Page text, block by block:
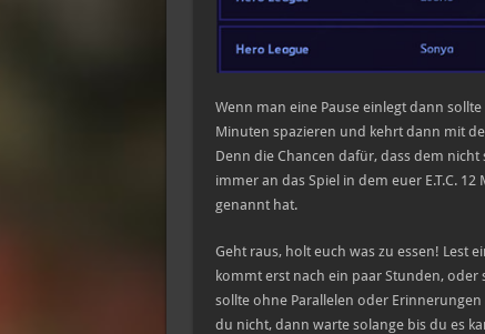
Wenn man eine Pause einlegt dann
Minuten spazieren und kehrt dann mit
Denn die Chancen dafür, dass dem
immer an das Spiel in dem euer E.T.C.
genannt hat.
Geht raus, holt euch was zu essen! Lest
kommt erst nach ein paar Stunden, oder
sollte ohne Parallelen oder
du nicht, dann warte solange bis du es